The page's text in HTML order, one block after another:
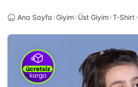
Ana Sayfa Giyim Üst Giyim T-Shirt